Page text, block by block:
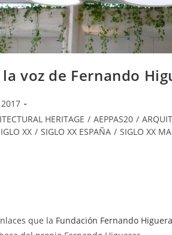
voz de Fernando
HERITAGE / AEPPAS20 /
XX / SIGLO XX ESPAÑA / SIGLO XX
que la Fundación Fernando